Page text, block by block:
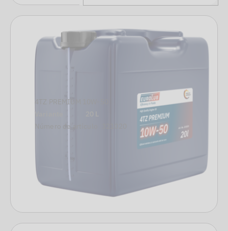
4TZ PREMIUM 10W-50
Número de artículo